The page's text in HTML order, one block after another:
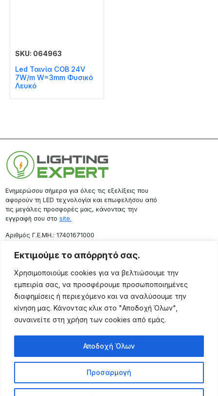
Εκτιμούμε το απόρρητό σας.
Χρησιμοποιούμε cookies για να βελτιώσουμε την
εμπειρία σας, να προσφέρουμε προσωποποιημένες
διαφημίσεις ή περιεχόμενο και να αναλύσουμε την
κίνηση μας. Κάνοντας κλικ στο "Αποδοχή Όλων",
συναινείτε στη χρήση των cookies από εμάς.
Προσαρμογή
Αποδοχή Όλων
SKU: 064963
Led Ταινία COB 24V
7W/m W=3mm Φυσικό
Λευκό
Ενημερώσου σήμερα για όλες τις εξελίξεις που
αφορούν τη LED τεχνολογία και επωφελήσου από
τις μεγάλες προσφορές μας, κάνοντας την
εγγραφή σου στο site.
Aριθμός Γ.Ε.ΜΗ.: 17401671000
Επικοινωνία
Ρόδου 133, Αθήνα 10443
(+30) 211 725 5427
sales@lightingexpert.gr
Χρήσιμες Σελίδες
Προϊόντα
Τρόποι Αποστολής